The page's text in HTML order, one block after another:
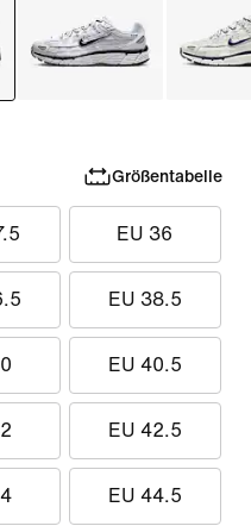
Größentabelle
EU 36
EU 38.5
EU 40.5
EU 42.5
EU 44.5